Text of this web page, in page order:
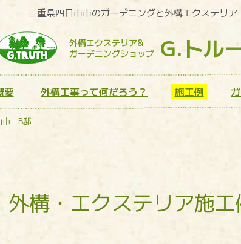
三重県四日市市のガーデニングと外構エクステリア
外構エクステリア&
ガーデニングショップ G.トル
要 外構工事って何だろう？ 施工例
市 B邸
外構・エクステリア施工